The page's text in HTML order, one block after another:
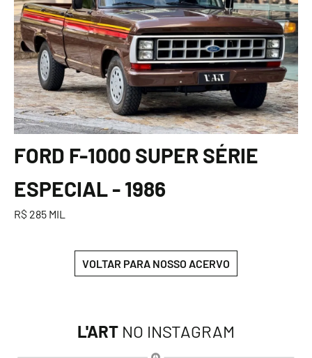
FORD F-1000 SUPER SÉRIE
ESPECIAL - 1986
R$ 285 MIL
VOLTAR PARA NOSSO ACERVO
L'ART NO INSTAGRAM